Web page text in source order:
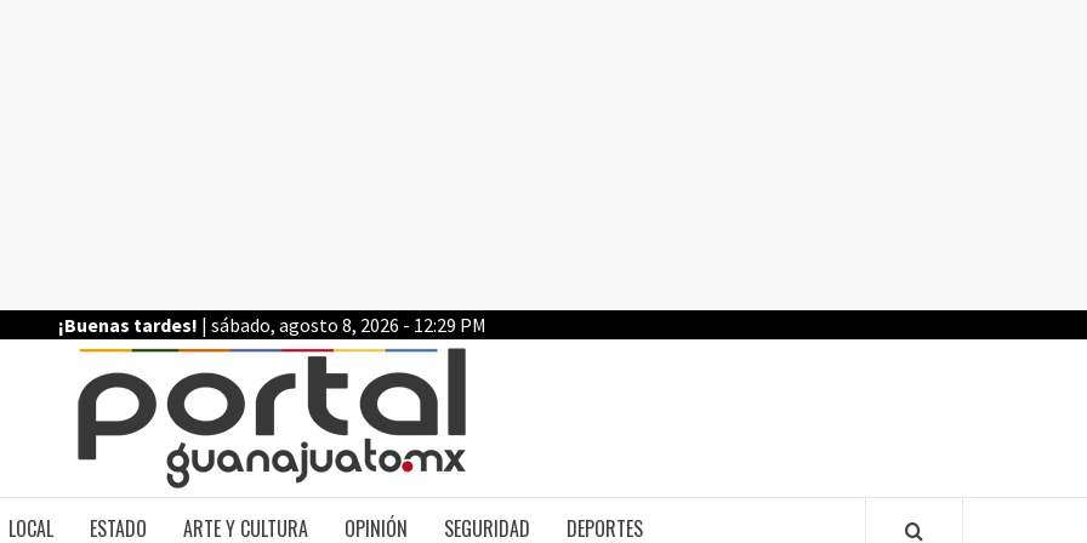
¡Buenas tardes! | sábado, agosto 8, 2026 - 12:29 PM
LOCAL ESTADO ARTE Y CULTURA OPINIÓN SEGURIDAD DEPORTES